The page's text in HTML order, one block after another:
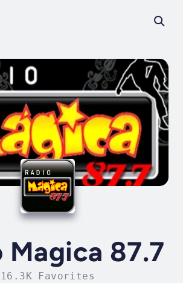
Magica 87.7
16.3K Favorites